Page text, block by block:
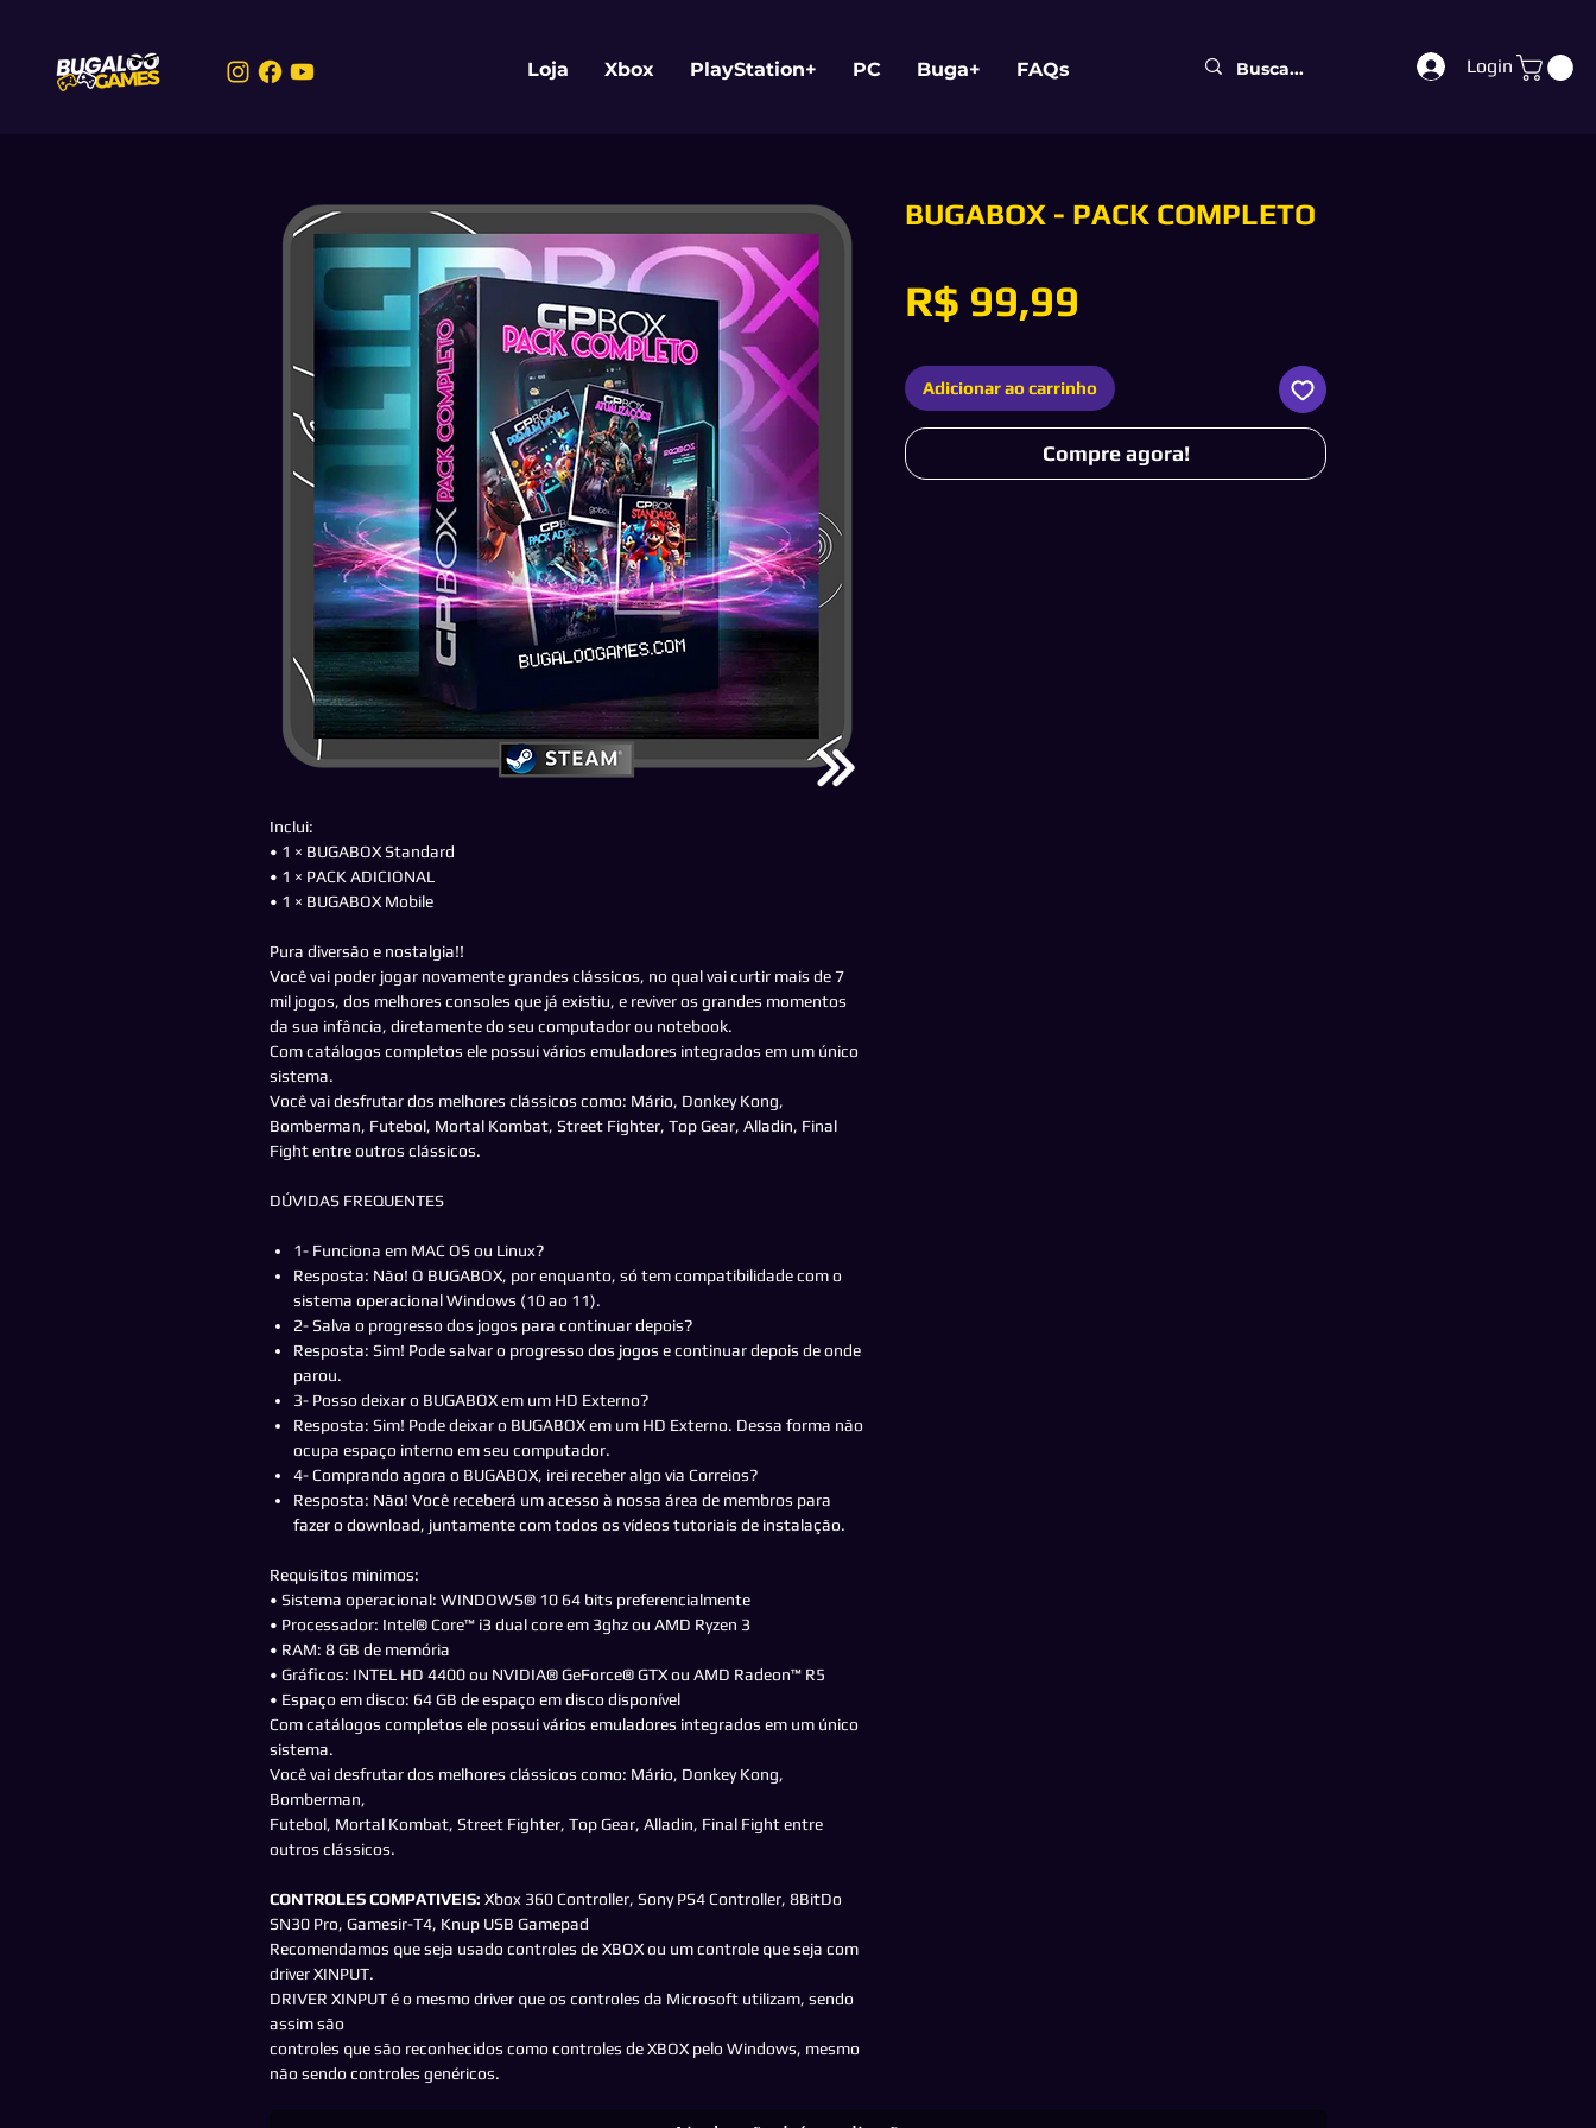
Login
Loja Xbox PlayStation+ PC Buga+ FAQs
Inclui:
• 1 × BUGABOX Standard
• 1 × PACK ADICIONAL
• 1 × BUGABOX Mobile
Pura diversão e nostalgia!!
Você vai poder jogar novamente grandes clássicos, no qual vai curtir mais de 7
mil jogos, dos melhores consoles que já existiu, e reviver os grandes momentos
da sua infância, diretamente do seu computador ou notebook.
Com catálogos completos ele possui vários emuladores integrados em um único
sistema.
Você vai desfrutar dos melhores clássicos como: Mário, Donkey Kong,
Bomberman, Futebol, Mortal Kombat, Street Fighter, Top Gear, Alladin, Final
Fight entre outros clássicos.
DÚVIDAS FREQUENTES
1- Funciona em MAC OS ou Linux?
Resposta: Não! O BUGABOX, por enquanto, só tem compatibilidade com o
sistema operacional Windows (10 ao 11).
2- Salva o progresso dos jogos para continuar depois?
Resposta: Sim! Pode salvar o progresso dos jogos e continuar depois de onde
parou.
3- Posso deixar o BUGABOX em um HD Externo?
Resposta: Sim! Pode deixar o BUGABOX em um HD Externo. Dessa forma não
ocupa espaço interno em seu computador.
4- Comprando agora o BUGABOX, irei receber algo via Correios?
Resposta: Não! Você receberá um acesso à nossa área de membros para
fazer o download, juntamente com todos os vídeos tutoriais de instalação.
Requisitos minimos:
• Sistema operacional: WINDOWS® 10 64 bits preferencialmente
• Processador: Intel® Core™ i3 dual core em 3ghz ou AMD Ryzen 3
• RAM: 8 GB de memória
• Gráficos: INTEL HD 4400 ou NVIDIA® GeForce® GTX ou AMD Radeon™ R5
• Espaço em disco: 64 GB de espaço em disco disponível
Com catálogos completos ele possui vários emuladores integrados em um único
sistema.
Você vai desfrutar dos melhores clássicos como: Mário, Donkey Kong,
Bomberman,
Futebol, Mortal Kombat, Street Fighter, Top Gear, Alladin, Final Fight entre
outros clássicos.
CONTROLES COMPATIVEIS: Xbox 360 Controller, Sony PS4 Controller, 8BitDo
SN30 Pro, Gamesir-T4, Knup USB Gamepad
Recomendamos que seja usado controles de XBOX ou um controle que seja com
driver XINPUT.
DRIVER XINPUT é o mesmo driver que os controles da Microsoft utilizam, sendo
assim são
controles que são reconhecidos como controles de XBOX pelo Windows, mesmo
não sendo controles genéricos.
BUGABOX - PACK COMPLETO
R$ 99,99
Adicionar ao carrinho
Compre agora!